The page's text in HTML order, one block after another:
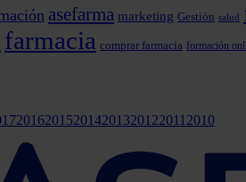
asefarma marketing Gestión salud
farmacia comprar farmacia formación
201620152014201320122011 2010